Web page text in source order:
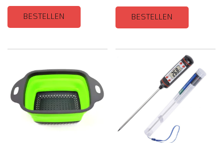
BESTELLEN BESTELLEN